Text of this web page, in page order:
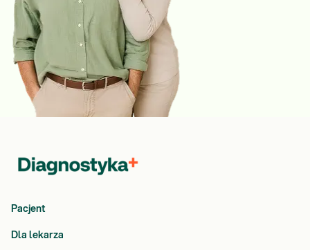
Pacjent
Dla lekarza